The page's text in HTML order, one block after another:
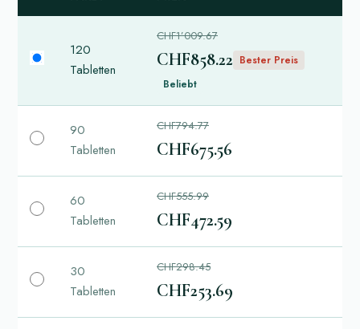
120
Tabletten
CHF1’009.67
CHF858.22 Bester Preis
Beliebt
90
Tabletten
CHF794.77
CHF675.56
60
Tabletten
CHF555.99
CHF472.59
30
Tabletten
CHF298.45
CHF253.69